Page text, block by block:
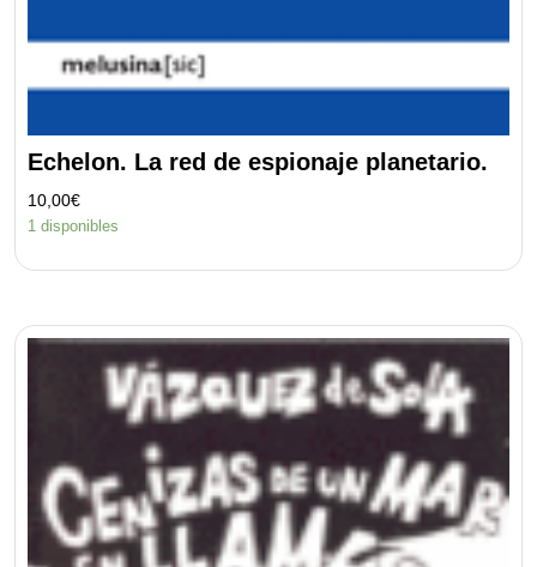
Echelon. La red de espionaje planetario.
10,00€
1 disponibles